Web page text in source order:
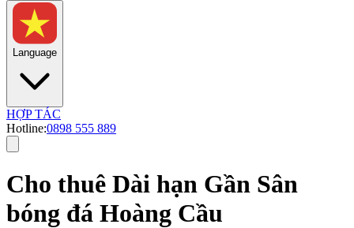
Language
HỢP TÁC
Hotline:0898 555 889
Cho thuê Dài hạn Gần Sân
bóng đá Hoàng Cầu